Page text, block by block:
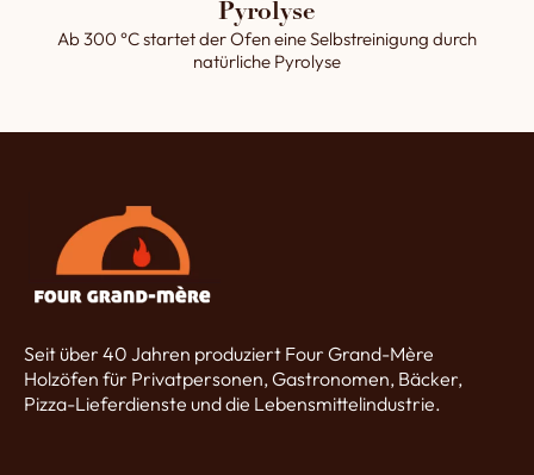
Pyrolyse
Ab 300 °C startet der Ofen eine Selbstreinigung durch
natürliche Pyrolyse
Seit über 40 Jahren produziert Four Grand-Mère
Holzöfen für Privatpersonen, Gastronomen, Bäcker,
Pizza-Lieferdienste und die Lebensmittelindustrie.